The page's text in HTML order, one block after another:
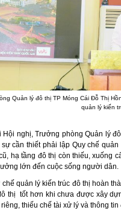
Quản lý đô thị TP Móng Cái Đỗ Thị
quản lý kiến
Hội nghị, Trưởng phòng Quản lý
cần thiết phải lập Quy chế
hạ tầng đô thị còn thiếu, xuống
lớn đến cuộc sống người dân.
chế quản lý kiến trúc đô thị hoàn
thị tốt hơn khi chưa được xây
thiếu chế tài xử lý và thông